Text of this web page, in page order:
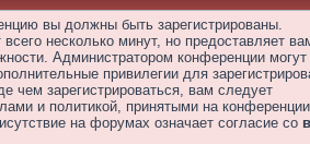
вы должны быть зарегистрированы.
всего несколько минут, но предоставляет
Администратором конференции
привилегии для
чем зарегистрироваться, вам следует
и политикой, принятыми на
на форумах означает согласие со